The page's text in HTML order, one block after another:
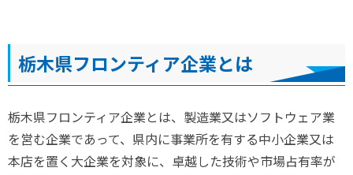
栃木県フロンティア企業とは
栃木県フロンティア企業とは、製造業又はソフトウェア業
を営む企業であって、県内に事業所を有する中小企業又は
本店を置く大企業を対象に、卓越した技術や市場占有率が